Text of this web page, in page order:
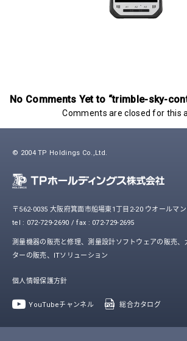
No Comments Yet to “trimble-sky-
Comments are closed for this
© 2004 TP Holdings Co.,Ltd.
〒562-0035 大阪府箕面市船場東1丁目2-20 ウオールマ
tel : 072-729-2690 / fax : 072-729-2695
測量機器の販売と修理、測量設計ソフトウェアの販売、
ターの販売、ITソリューション
個人情報保護方針
YouTubeチャンネル 総合カタログ